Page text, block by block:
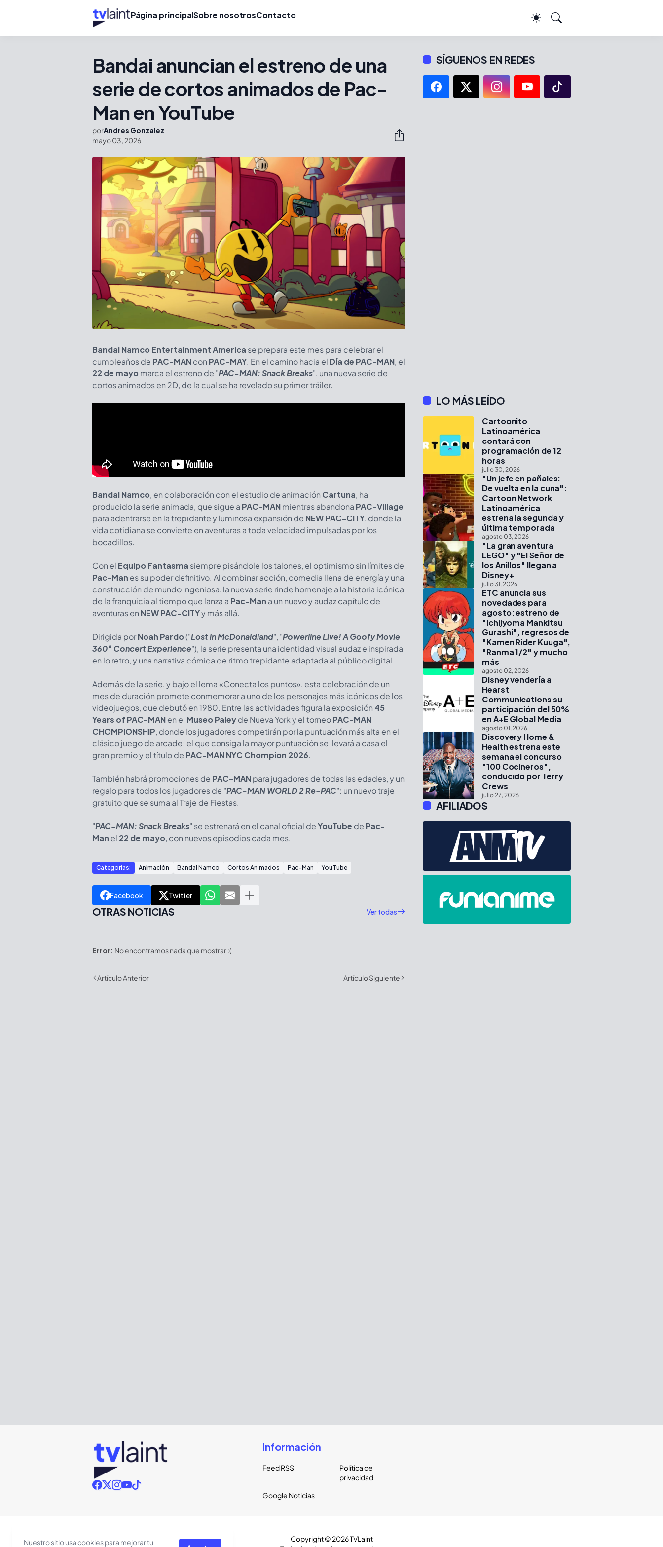
Página principalSobre nosotrosContacto
Bandai anuncian el estreno de una
serie de cortos animados de Pac-
Man en YouTube
porAndres Gonzalez
mayo 03, 2026
Bandai Namco Entertainment America se prepara este mes para celebrar el
cumpleaños de PAC-MANcon PAC-MAY. En el camino hacia el Día de PAC-MAN, el
22 de mayo marca el estreno de "PAC-MAN: Snack Breaks", una nueva serie de
cortos animados en 2D, de la cual se ha revelado su primer tráiler.
Bandai Namco, en colaboración con el estudio de animación Cartuna, ha
producido la serie animada, que sigue a PAC-MANmientras abandona PAC-Village
para adentrarse en la trepidante y luminosa expansión de NEW PAC-CITY, donde la
vida cotidiana se convierte en aventuras a toda velocidad impulsadas por los
bocadillos.
Con el Equipo Fantasma siempre pisándole los talones, el optimismo sin límites de
Pac-Man es su poder definitivo. Al combinar acción, comedia llena de energía y una
construcción de mundo ingeniosa, la nueva serie rinde homenaje a la historia icónica
de la franquicia al tiempo que lanza a Pac-Man a un nuevo y audaz capítulo de
aventuras en NEW PAC-CITYy más allá.
Dirigida porNoah Pardo("Lost in McDonaldland", "Powerline Live! A Goofy Movie
360° Concert Experience"), la serie presenta una identidad visual audaz e inspirada
en lo retro, y una narrativa cómica de ritmo trepidante adaptada al público digital.
Además de la serie, y bajo el lema «Conecta los puntos», esta celebración de un
mes de duración promete conmemorar a uno de los personajes más icónicos de los
videojuegos, que debutó en 1980. Entre las actividades figura la exposición 45
Years of PAC-MANen el Museo Paleyde Nueva York y el torneoPAC-MAN
CHOMPIONSHIP, donde los jugadores competirán por la puntuación más alta en el
clásico juego de arcade; el que consiga la mayor puntuación se llevará a casa el
gran premio y el título de PAC-MAN NYC Chompion 2026.
También habrá promociones de PAC-MANpara jugadores de todas las edades, y un
regalo para todos los jugadores de "PAC-MAN WORLD 2 Re-PAC": un nuevo traje
gratuito que se suma al Traje de Fiestas.
"PAC-MAN: Snack Breaks" se estrenará en el canal oficial deYouTube de Pac-
Man el 22 de mayo, con nuevos episodios cada mes.
Categorías: Animación Bandai Namco Cortos Animados Pac-Man YouTube
Facebook Twitter
OTRAS NOTICIAS Ver todas
Error: No encontramos nada que mostrar :(
Artículo Anterior Artículo Siguiente
SÍGUENOS EN REDES
LO MÁS LEÍDO
Cartoonito
Latinoamérica
contará con
programación de 12
horas
julio 30, 2026
"Un jefe en pañales:
De vuelta en la cuna":
Cartoon Network
Latinoamérica
estrena la segunda y
última temporada
agosto 03, 2026
"La gran aventura
LEGO" y "El Señor de
los Anillos" llegan a
Disney+
julio 31, 2026
ETC anuncia sus
novedades para
agosto: estreno de
"Ichijyoma Mankitsu
Gurashi", regresos de
"Kamen Rider Kuuga",
"Ranma 1/2" y mucho
más
agosto 02, 2026
Disney vendería a
Hearst
Communications su
participación del 50%
en A+E Global Media
agosto 01, 2026
Discovery Home &
Health estrena este
semana el concurso
"100 Cocineros",
conducido por Terry
Crews
julio 27, 2026
AFILIADOS
Información
Feed RSS
Política de
privacidad
Google Noticias
Copyright © 2026TVLaint
Nuestro sitio usa cookies para mejorar tu